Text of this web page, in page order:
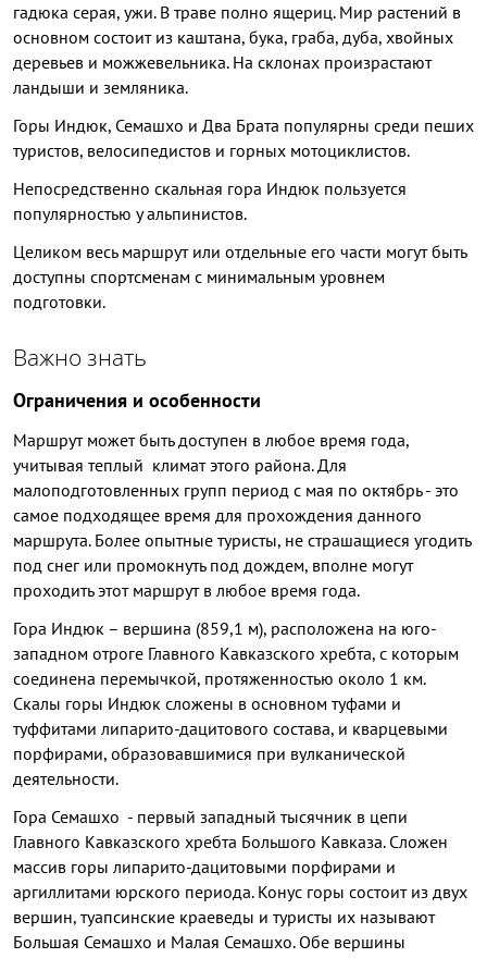
гадюка серая, ужи. В траве полно ящериц. Мир растений в
основном состоит из каштана, бука, граба, дуба, хвойных
деревьев и можжевельника. На склонах произрастают
ландыши и земляника.
Горы Индюк, Семашхо и Два Брата популярны среди пеших
туристов, велосипедистов и горных мотоциклистов.
Непосредственно скальная гора Индюк пользуется
популярностью у альпинистов.
Целиком весь маршрут или отдельные его части могут быть
доступны спортсменам с минимальным уровнем
подготовки.
Важно знать
Ограничения и особенности
Маршрут может быть доступен в любое время года,
учитывая теплый климат этого района. Для
малоподготовленных групп период с мая по октябрь - это
самое подходящее время для прохождения данного
маршрута. Более опытные туристы, не страшащиеся угодить
под снег или промокнуть под дождем, вполне могут
проходить этот маршрут в любое время года.
Гора Индюк – вершина (859,1 м), расположена на юго-
западном отроге Главного Кавказского хребта, с которым
соединена перемычкой, протяженностью около 1 км.
Скалы горы Индюк сложены в основном туфами и
туффитами липарито-дацитового состава, и кварцевыми
порфирами, образовавшимися при вулканической
деятельности.
Гора Семашхо - первый западный тысячник в цепи
Главного Кавказского хребта Большого Кавказа. Сложен
массив горы липарито-дацитовыми порфирами и
аргиллитами юрского периода. Конус горы состоит из двух
вершин, туапсинские краеведы и туристы их называют
Большая Семашхо и Малая Семашхо. Обе вершины